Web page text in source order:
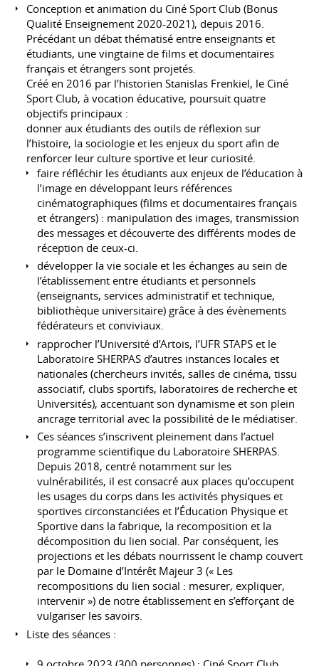
Conception et animation du Ciné Sport Club (Bonus
Qualité Enseignement 2020-2021), depuis 2016.
Précédant un débat thématisé entre enseignants et
étudiants, une vingtaine de films et documentaires
français et étrangers sont projetés.
Créé en 2016 par l’historien Stanislas Frenkiel, le Ciné
Sport Club, à vocation éducative, poursuit quatre
objectifs principaux :
donner aux étudiants des outils de réflexion sur
l’histoire, la sociologie et les enjeux du sport afin de
renforcer leur culture sportive et leur curiosité.
faire réfléchir les étudiants aux enjeux de l’éducation à
l’image en développant leurs références
cinématographiques (films et documentaires français
et étrangers) : manipulation des images, transmission
des messages et découverte des différents modes de
réception de ceux-ci.
développer la vie sociale et les échanges au sein de
l’établissement entre étudiants et personnels
(enseignants, services administratif et technique,
bibliothèque universitaire) grâce à des évènements
fédérateurs et conviviaux.
rapprocher l’Université d’Artois, l’UFR STAPS et le
Laboratoire SHERPAS d’autres instances locales et
nationales (chercheurs invités, salles de cinéma, tissu
associatif, clubs sportifs, laboratoires de recherche et
Universités), accentuant son dynamisme et son plein
ancrage territorial avec la possibilité de le médiatiser.
Ces séances s’inscrivent pleinement dans l’actuel
programme scientifique du Laboratoire SHERPAS.
Depuis 2018, centré notamment sur les
vulnérabilités, il est consacré aux places qu’occupent
les usages du corps dans les activités physiques et
sportives circonstanciées et l’Éducation Physique et
Sportive dans la fabrique, la recomposition et la
décomposition du lien social. Par conséquent, les
projections et les débats nourrissent le champ couvert
par le Domaine d’Intérêt Majeur 3 (« Les
recompositions du lien social : mesurer, expliquer,
intervenir ») de notre établissement en s’efforçant de
vulgariser les savoirs.
Liste des séances :